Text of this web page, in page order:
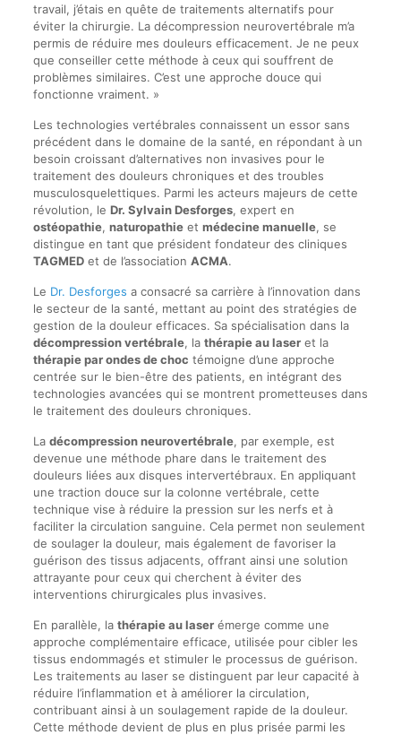
travail, j’étais en quête de traitements alternatifs pour
éviter la chirurgie. La décompression neurovertébrale m’a
permis de réduire mes douleurs efficacement. Je ne peux
que conseiller cette méthode à ceux qui souffrent de
problèmes similaires. C’est une approche douce qui
fonctionne vraiment. »
Les technologies vertébrales connaissent un essor sans
précédent dans le domaine de la santé, en répondant à un
besoin croissant d’alternatives non invasives pour le
traitement des douleurs chroniques et des troubles
musculosquelettiques. Parmi les acteurs majeurs de cette
révolution, le Dr. Sylvain Desforges, expert en
ostéopathie, naturopathieet médecine manuelle, se
distingue en tant que président fondateur des cliniques
TAGMEDet de l’association ACMA.
Le Dr. Desforges a consacré sa carrière à l’innovation dans
le secteur de la santé, mettant au point des stratégies de
gestion de la douleur efficaces. Sa spécialisation dans la
décompression vertébrale, la thérapie au laseret la
thérapie par ondes de choc témoigne d’une approche
centrée sur le bien-être des patients, en intégrant des
technologies avancées qui se montrent prometteuses dans
le traitement des douleurs chroniques.
La décompression neurovertébrale, par exemple, est
devenue une méthode phare dans le traitement des
douleurs liées aux disques intervertébraux. En appliquant
une traction douce sur la colonne vertébrale, cette
technique vise à réduire la pression sur les nerfs et à
faciliter la circulation sanguine. Cela permet non seulement
de soulager la douleur, mais également de favoriser la
guérison des tissus adjacents, offrant ainsi une solution
attrayante pour ceux qui cherchent à éviter des
interventions chirurgicales plus invasives.
En parallèle, la thérapie au laserémerge comme une
approche complémentaire efficace, utilisée pour cibler les
tissus endommagés et stimuler le processus de guérison.
Les traitements au laser se distinguent par leur capacité à
réduire l’inflammation et à améliorer la circulation,
contribuant ainsi à un soulagement rapide de la douleur.
Cette méthode devient de plus en plus prisée parmi les